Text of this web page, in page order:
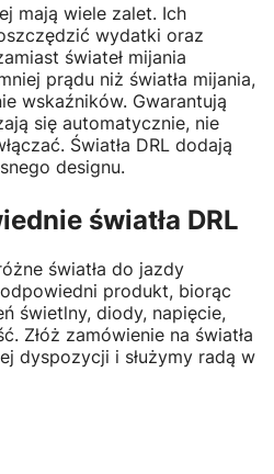
mają wiele zalet. Ich
wydatki oraz
świateł mijania
prądu niż światła mijania,
wskaźników. Gwarantują
się automatycznie, nie
Światła DRL dodają
designu.
światła DRL
światła do jazdy
produkt, biorąc
świetlny, diody, napięcie,
Złóż zamówienie na światła
dyspozycji i służymy radą w